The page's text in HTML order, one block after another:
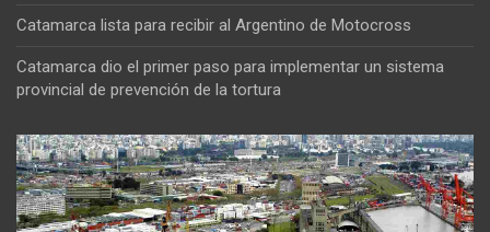
Catamarca lista para recibir al Argentino de Motocross
Catamarca dio el primer paso para implementar un sistema
provincial de prevención de la tortura